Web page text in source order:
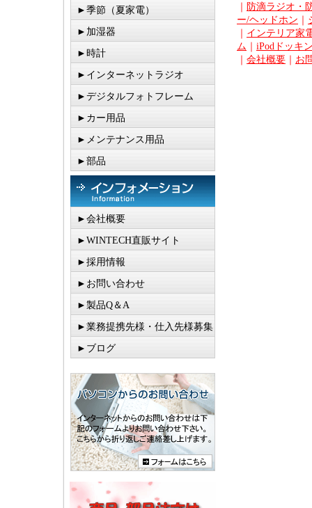
►季節（夏家電）
►加湿器
►時計
►インターネットラジオ
►デジタルフォトフレーム
►カー用品
►メンテナンス用品
►部品
►会社概要
►WINTECH直販サイト
►採用情報
►お問い合わせ
►製品Q＆A
►業務提携先様・仕入先様募集
►ブログ
｜ 防滴ラジオ・
ー/ヘッドホン ｜
｜ インテリア家
ム ｜ iPodドッキ
｜ 会社概要 ｜ お